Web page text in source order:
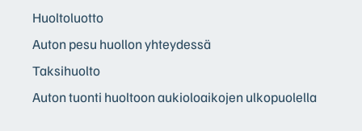
Huoltoluotto
Auton pesu huollon yhteydessä
Taksihuolto
Auton tuonti huoltoon aukioloaikojen ulkopuolella